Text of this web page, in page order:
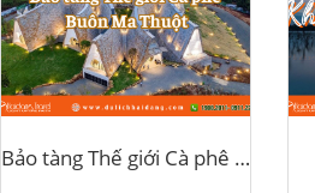
Bảo tàng Thế giới Cà phê Buôn Ma Thuột